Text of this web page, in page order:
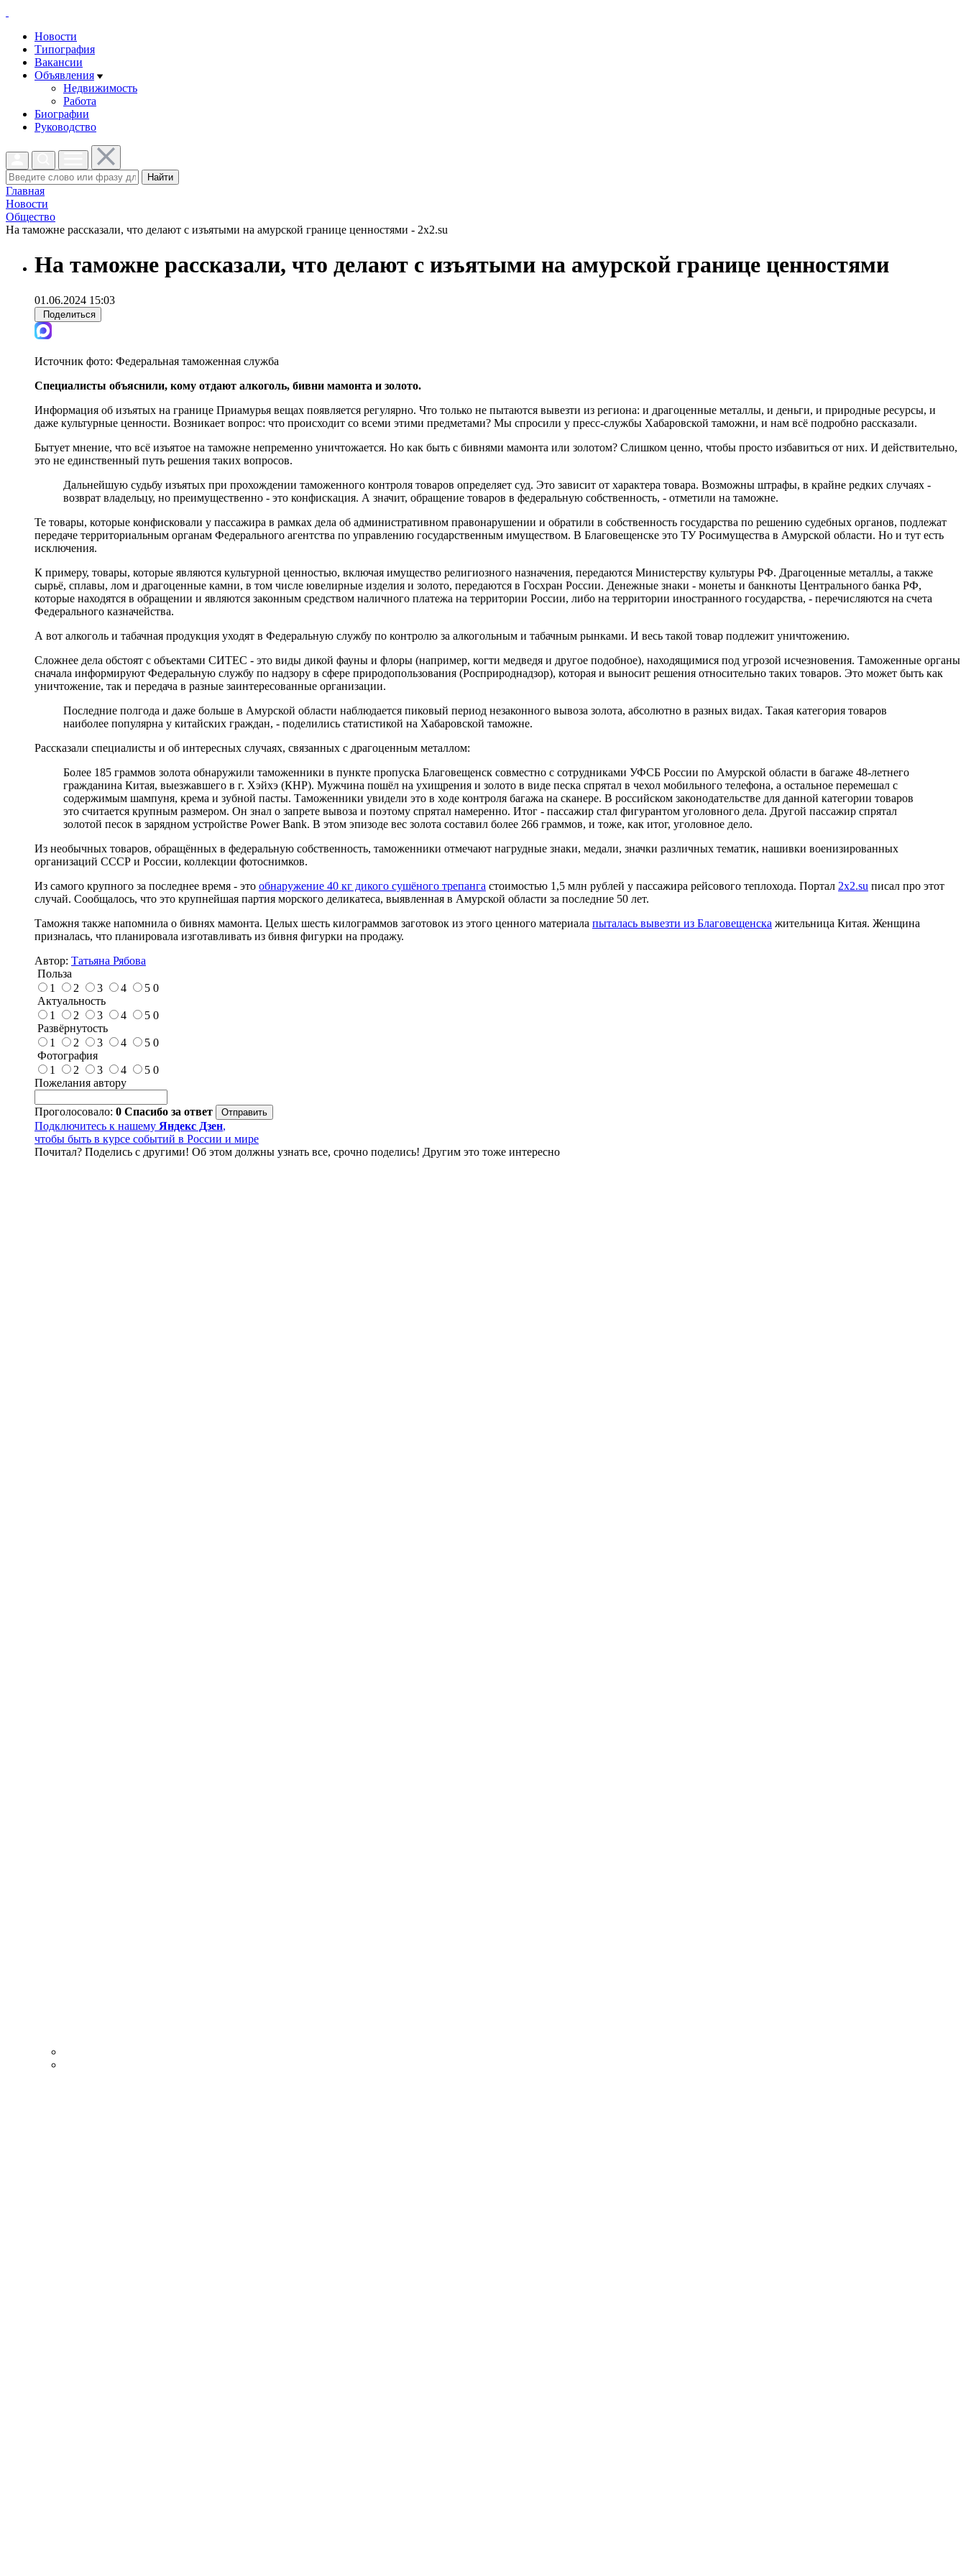
Новости
Типография
Вакансии
Объявления
Недвижимость
Работа
Биографии
Руководство
Найти
Главная
Новости
Общество
На таможне рассказали, что делают с изъятыми на амурской границе ценностями - 2x2.su
На таможне рассказали, что делают с изъятыми на амурской границе ценностями
01.06.2024 15:03
Поделиться
Источник фото: Федеральная таможенная служба
Специалисты объяснили, кому отдают алкоголь, бивни мамонта и золото.
Информация об изъятых на границе Приамурья вещах появляется регулярно. Что только не пытаются вывезти из региона: и драгоценные металлы, и деньги, и природные ресурсы, и
даже культурные ценности. Возникает вопрос: что происходит со всеми этими предметами? Мы спросили у пресс-службы Хабаровской таможни, и нам всё подробно рассказали.
Бытует мнение, что всё изъятое на таможне непременно уничтожается. Но как быть с бивнями мамонта или золотом? Слишком ценно, чтобы просто избавиться от них. И действительно,
это не единственный путь решения таких вопросов.
Дальнейшую судьбу изъятых при прохождении таможенного контроля товаров определяет суд. Это зависит от характера товара. Возможны штрафы, в крайне редких случаях -
возврат владельцу, но преимущественно - это конфискация. А значит, обращение товаров в федеральную собственность, - отметили на таможне.
Те товары, которые конфисковали у пассажира в рамках дела об административном правонарушении и обратили в собственность государства по решению судебных органов, подлежат
передаче территориальным органам Федерального агентства по управлению государственным имуществом. В Благовещенске это ТУ Росимущества в Амурской области. Но и тут есть
исключения.
К примеру, товары, которые являются культурной ценностью, включая имущество религиозного назначения, передаются Министерству культуры РФ. Драгоценные металлы, а также
сырьё, сплавы, лом и драгоценные камни, в том числе ювелирные изделия и золото, передаются в Госхран России. Денежные знаки - монеты и банкноты Центрального банка РФ,
которые находятся в обращении и являются законным средством наличного платежа на территории России, либо на территории иностранного государства, - перечисляются на счета
Федерального казначейства.
А вот алкоголь и табачная продукция уходят в Федеральную службу по контролю за алкогольным и табачным рынками. И весь такой товар подлежит уничтожению.
Сложнее дела обстоят с объектами СИТЕС - это виды дикой фауны и флоры (например, когти медведя и другое подобное), находящимися под угрозой исчезновения. Таможенные органы
сначала информируют Федеральную службу по надзору в сфере природопользования (Росприроднадзор), которая и выносит решения относительно таких товаров. Это может быть как
уничтожение, так и передача в разные заинтересованные организации.
Последние полгода и даже больше в Амурской области наблюдается пиковый период незаконного вывоза золота, абсолютно в разных видах. Такая категория товаров
наиболее популярна у китайских граждан, - поделились статистикой на Хабаровской таможне.
Рассказали специалисты и об интересных случаях, связанных с драгоценным металлом:
Более 185 граммов золота обнаружили таможенники в пункте пропуска Благовещенск совместно с сотрудниками УФСБ России по Амурской области в багаже 48-летнего
гражданина Китая, выезжавшего в г. Хэйхэ (КНР). Мужчина пошёл на ухищрения и золото в виде песка спрятал в чехол мобильного телефона, а остальное перемешал с
содержимым шампуня, крема и зубной пасты. Таможенники увидели это в ходе контроля багажа на сканере. В российском законодательстве для данной категории товаров
это считается крупным размером. Он знал о запрете вывоза и поэтому спрятал намеренно. Итог - пассажир стал фигурантом уголовного дела. Другой пассажир спрятал
золотой песок в зарядном устройстве Power Bank. В этом эпизоде вес золота составил более 266 граммов, и тоже, как итог, уголовное дело.
Из необычных товаров, обращённых в федеральную собственность, таможенники отмечают нагрудные знаки, медали, значки различных тематик, нашивки военизированных
организаций СССР и России, коллекции фотоснимков.
Из самого крупного за последнее время - это обнаружение 40 кг дикого сушёного трепанга стоимостью 1,5 млн рублей у пассажира рейсового теплохода. Портал 2x2.su писал про этот
случай. Сообщалось, что это крупнейшая партия морского деликатеса, выявленная в Амурской области за последние 50 лет.
Таможня также напомнила о бивнях мамонта. Целых шесть килограммов заготовок из этого ценного материала пыталась вывезти из Благовещенска жительница Китая. Женщина
призналась, что планировала изготавливать из бивня фигурки на продажу.
Автор: Татьяна Рябова
Польза
1
2 3 4 5 0
Актуальность
1
2 3 4 5 0
Развёрнутость
1
2 3 4 5 0
Фотография
1
2 3 4 5 0
Пожелания автору
Проголосовало: 0 Спасибо за ответ
Подключитесь к нашему Яндекс Дзен,
чтобы быть в курсе событий в России и мире
Почитал? Поделись с другими! Об этом должны узнать все, срочно поделись! Другим это тоже интересно